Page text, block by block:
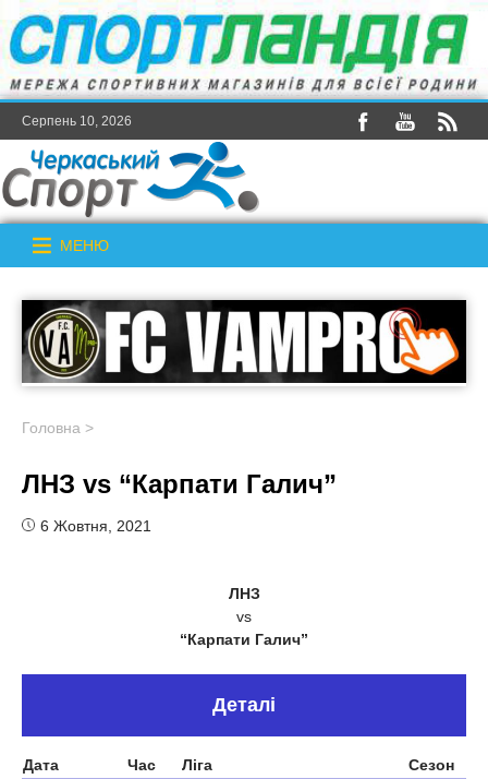
Серпень 10, 2026
МЕНЮ
Головна >
ЛНЗ vs “Карпати Галич”
6 Жовтня, 2021
ЛНЗ
vs
“Карпати Галич”
Деталі
Дата Час Ліга
Сезон